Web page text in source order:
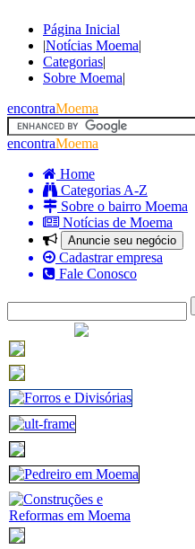
Página Inicial
|Notícias Moema|
Categorias|
Sobre Moema|
encontraMoema
encontraMoema
Home
Categorias A-Z
Sobre o bairro Moema
Notícias de Moema
Anuncie seu negócio
Cadastrar empresa
Fale Conosco